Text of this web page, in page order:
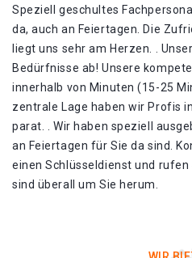
Speziell geschultes
da, auch an Feiertagen. Die
liegt uns sehr am Herzen. .
Bedürfnisse ab! Unsere
innerhalb von Minuten (15-25
zentrale Lage haben wir Profis
parat. . Wir haben speziell
an Feiertagen für Sie da sind.
einen Schlüsseldienst und rufen
sind überall um Sie herum.